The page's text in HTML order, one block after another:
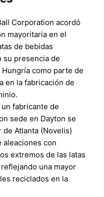
Corporation acordó
mayoritaria en el
de bebidas
su presencia de
como parte de
en la fabricación de
fabricante de
sede en Dayton se
Atlanta (Novelis)
aleaciones con
extremos de las latas
una mayor
reciclados en la